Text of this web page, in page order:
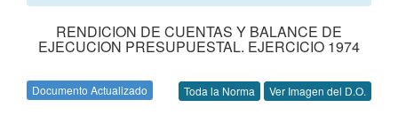
RENDICION DE CUENTAS Y BALANCE DE
EJECUCION PRESUPUESTAL. EJERCICIO 1974
Documento Actualizado Toda la Norma Ver Imagen del D.O.